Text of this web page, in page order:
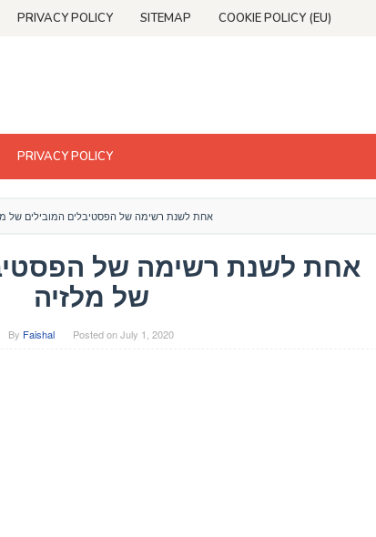
PRIVACY POLICY SITEMAP COOKIE POLICY (EU)
PRIVACY POLICY
אחת לשנת רשימה של הפסטיבלים המובילים של
אחת לשנת רשימה של
של מלזיה
By Faishal Posted onJuly 1, 2020